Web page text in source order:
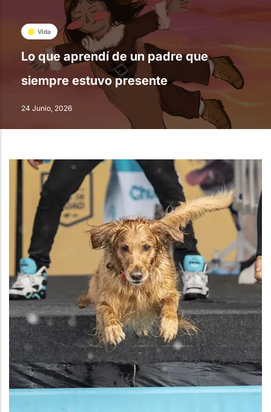
Vida
Lo que aprendí de un padre que
siempre estuvo presente
24 Junio, 2026